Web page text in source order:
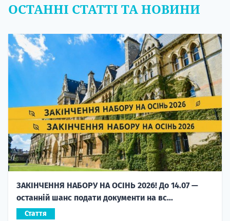
ОСТАННІ СТАТТІ ТА НОВИНИ
ЗАКІНЧЕННЯ НАБОРУ НА ОСІНЬ 2026! До 14.07 —
останній шанс подати документи на вс...
Стаття